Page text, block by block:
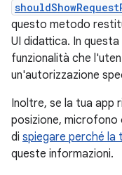
questo metodo
UI didattica. In
funzionalità che
un'autorizzazione
Inoltre, se la tua app
posizione,
di spiegare perché la
queste informazioni.